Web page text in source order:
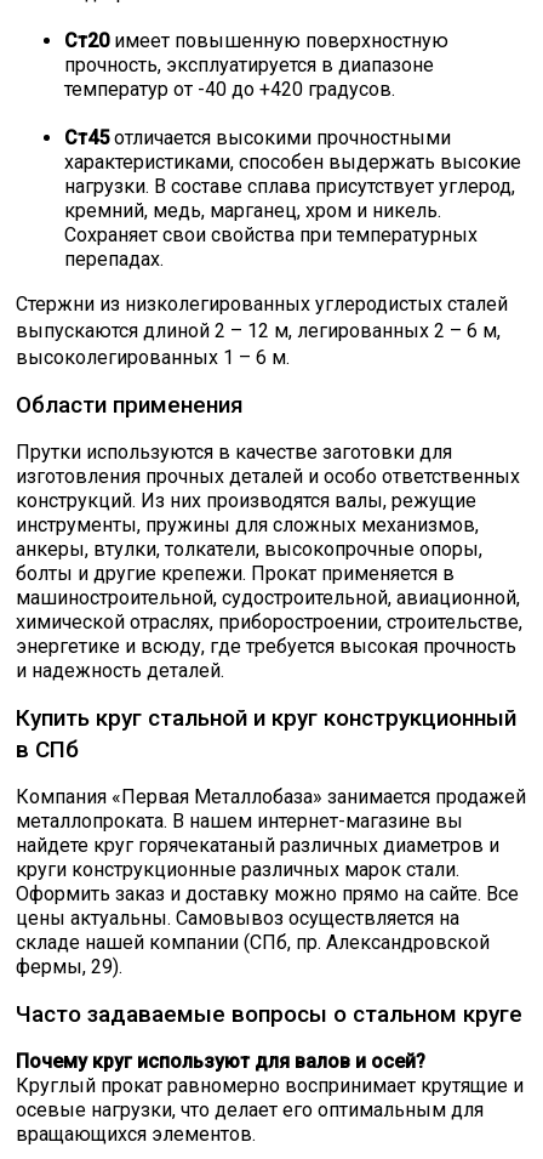
Ст20имеет повышенную поверхностную
прочность, эксплуатируется в диапазоне
температур от -40 до +420 градусов.
Ст45отличается высокими прочностными
характеристиками, способен выдержать высокие
нагрузки. В составе сплава присутствует углерод,
кремний, медь, марганец, хром и никель.
Сохраняет свои свойства при температурных
перепадах.
Стержни из низколегированных углеродистых сталей
выпускаются длиной 2 – 12 м, легированных 2 – 6 м,
высоколегированных 1 – 6 м.
Области применения
Прутки используются в качестве заготовки для
изготовления прочных деталей и особо ответственных
конструкций. Из них производятся валы, режущие
инструменты, пружины для сложных механизмов,
анкеры, втулки, толкатели, высокопрочные опоры,
болты и другие крепежи. Прокат применяется в
машиностроительной, судостроительной, авиационной,
химической отраслях, приборостроении, строительстве,
энергетике и всюду, где требуется высокая прочность
и надежность деталей.
Купить круг стальной и круг конструкционный
в СПб
Компания «Первая Металлобаза» занимается продажей
металлопроката. В нашем интернет-магазине вы
найдете круг горячекатаный различных диаметров и
круги конструкционные различных марок стали.
Оформить заказ и доставку можно прямо на сайте. Все
цены актуальны. Самовывоз осуществляется на
складе нашей компании (СПб, пр. Александровской
фермы, 29).
Часто задаваемые вопросы о стальном круге
Почему круг используют для валов и осей?
Круглый прокат равномерно воспринимает крутящие и
осевые нагрузки, что делает его оптимальным для
вращающихся элементов.